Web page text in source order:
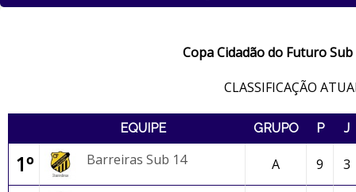
Copa Cidadão do Futuro Sub
CLASSIFICAÇÃO
EQUIPE GRUPO P J
1º Barreiras Sub 14 A 9 3